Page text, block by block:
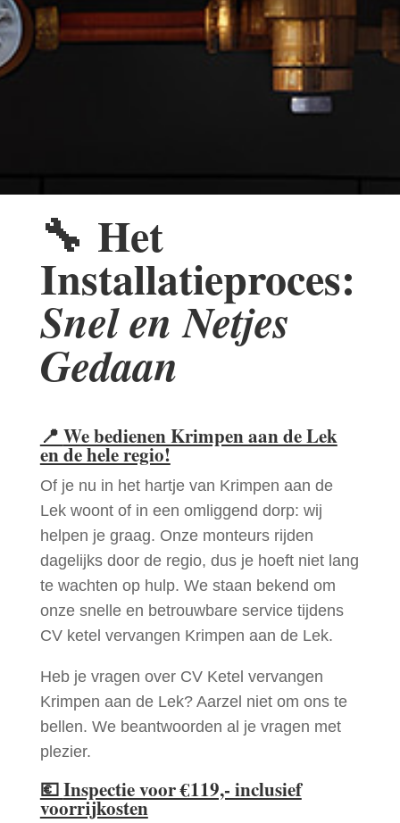
🔧 Het
Installatieproces:
Snel en Netjes
Gedaan
📍 We bedienen Krimpen aan de Lek
en de hele regio!
Of je nu in het hartje van Krimpen aan de
Lek woont of in een omliggend dorp: wij
helpen je graag. Onze monteurs rijden
dagelijks door de regio, dus je hoeft niet lang
te wachten op hulp. We staan bekend om
onze snelle en betrouwbare service tijdens
CV ketel vervangen Krimpen aan de Lek.
Heb je vragen over CV Ketel vervangen
Krimpen aan de Lek? Aarzel niet om ons te
bellen. We beantwoorden al je vragen met
plezier.
💶Inspectie voor €119,- inclusief
voorrijkosten